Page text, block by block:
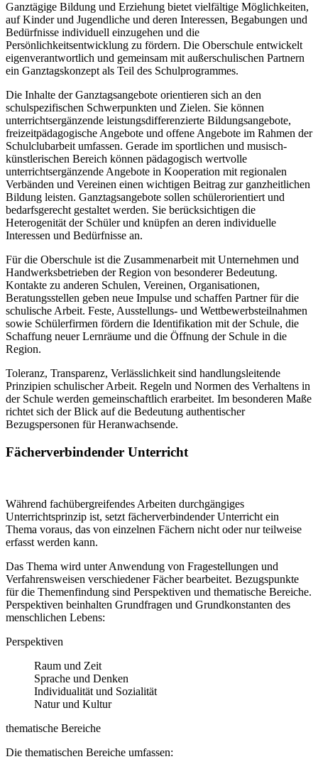
Ganztägige Bildung und Erziehung bietet vielfältige Möglichkeiten,
auf Kinder und Jugendliche und deren Interessen, Begabungen und
Bedürfnisse individuell einzugehen und die
Persönlichkeitsentwicklung zu fördern. Die Oberschule entwickelt
eigenverantwortlich und gemeinsam mit außerschulischen Partnern
ein Ganztagskonzept als Teil des Schulprogrammes.
Die Inhalte der Ganztagsangebote orientieren sich an den
schulspezifischen Schwerpunkten und Zielen. Sie können
unterrichtsergänzende leistungsdifferenzierte Bildungsangebote,
freizeitpädagogische Angebote und offene Angebote im Rahmen der
Schulclubarbeit umfassen. Gerade im sportlichen und musisch-
künstlerischen Bereich können pädagogisch wertvolle
unterrichtsergänzende Angebote in Kooperation mit regionalen
Verbänden und Vereinen einen wichtigen Beitrag zur ganzheitlichen
Bildung leisten. Ganztagsangebote sollen schülerorientiert und
bedarfsgerecht gestaltet werden. Sie berücksichtigen die
Heterogenität der Schüler und knüpfen an deren individuelle
Interessen und Bedürfnisse an.
Für die Oberschule ist die Zusammenarbeit mit Unternehmen und
Handwerksbetrieben der Region von besonderer Bedeutung.
Kontakte zu anderen Schulen, Vereinen, Organisationen,
Beratungsstellen geben neue Impulse und schaffen Partner für die
schulische Arbeit. Feste, Ausstellungs- und Wettbewerbsteilnahmen
sowie Schülerfirmen fördern die Identifikation mit der Schule, die
Schaffung neuer Lernräume und die Öffnung der Schule in die
Region.
Toleranz, Transparenz, Verlässlichkeit sind handlungsleitende
Prinzipien schulischer Arbeit. Regeln und Normen des Verhaltens in
der Schule werden gemeinschaftlich erarbeitet. Im besonderen Maße
richtet sich der Blick auf die Bedeutung authentischer
Bezugspersonen für Heranwachsende.
Fächerverbindender Unterricht
Während fachübergreifendes Arbeiten durchgängiges
Unterrichtsprinzip ist, setzt fächerverbindender Unterricht ein
Thema voraus, das von einzelnen Fächern nicht oder nur teilweise
erfasst werden kann.
Das Thema wird unter Anwendung von Fragestellungen und
Verfahrensweisen verschiedener Fächer bearbeitet. Bezugspunkte
für die Themenfindung sind Perspektiven und thematische Bereiche.
Perspektiven beinhalten Grundfragen und Grundkonstanten des
menschlichen Lebens:
Perspektiven
Raum und Zeit
Sprache und Denken
Individualität und Sozialität
Natur und Kultur
thematische Bereiche
Die thematischen Bereiche umfassen: